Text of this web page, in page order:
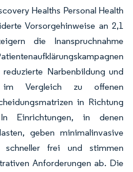
Healths Personal Health
Vorsorgehinweise an 2,1
die Inanspruchnahme
Narbenbildung und
im Vergleich zu offenen
in Richtung
Einrichtungen, in denen
geben minimalinvasive
schneller frei und stimmen
Anforderungen ab. Die